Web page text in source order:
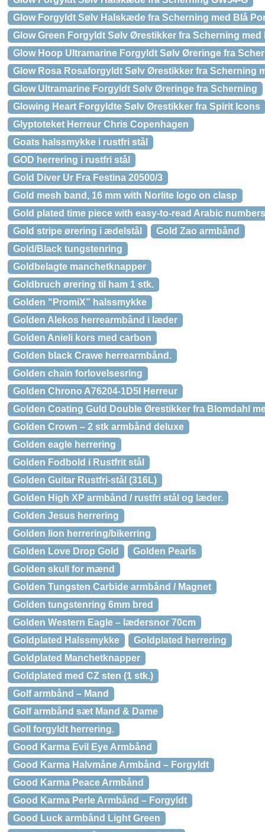
Glow Forgyldt Sølv Halskæde fra Scherning med Blå
Glow Green Forgyldt Sølv Ørestikker fra Scherning
Glow Hoop Ultramarine Forgyldt Sølv Øreringe fra
Glow Rosa Rosaforgyldt Sølv Ørestikker fra Scherning
Glow Ultramarine Forgyldt Sølv Øreringe fra Scherning
Glowing Heart Forgyldte Sølv Ørestikker fra Spirit Icons
Glyptoteket Herreur Chris Copenhagen
Goats halssmykke i rustfri stål
GOD herrering i rustfri stål
Gold Diver Ur Fra Festina 20500/3
Gold mesh band, 16 mm with Norlite logo on clasp
Gold plated time piece with easy-to-read Arabic numbers
Gold stripe ørering i ædelstål
Gold Zao armbånd
Gold/Black tungstenring
Goldbelagte manchetknapper
Goldbruch ørering til ham 1 stk.
Golden “PromiX” halssmykke
Golden Alekos herrearmbånd i læder
Golden Anieli kors med carbon
Golden black Crawe herrearmbånd.
Golden chain forlovelsesring
Golden Chrono A76204-1D5I Herreur
Golden Coating Guld Double Ørestikker fra Blomdahl
Golden Crown – 2 stk armbånd deluxe
Golden eagle herrering
Golden Fodbold i Rustfrit stål
Golden Guitar Rustfri-stål (316L)
Golden High XP armbånd / rustfri stål og læder.
Golden Jesus herrering
Golden lion herrering/bikerring
Golden Love Drop Gold
Golden Pearls
Golden skull for mænd
Golden Tungsten Carbide armbånd / Magnet
Golden tungstenring 6mm bred
Golden Western Eagle – lædersnor 70cm
Goldplated Halssmykke
Goldplated herrering
Goldplated Manchetknapper
Goldplated med CZ sten (1 stk.)
Golf armbånd – Mand
Golf armbånd sæt Mand & Dame
Goll forgyldt herrering.
Good Karma Evil Eye Armbånd
Good Karma Halvmåne Armbånd – Forgyldt
Good Karma Peace Armbånd
Good Karma Perle Armbånd – Forgyldt
Good Luck armbånd Light Green